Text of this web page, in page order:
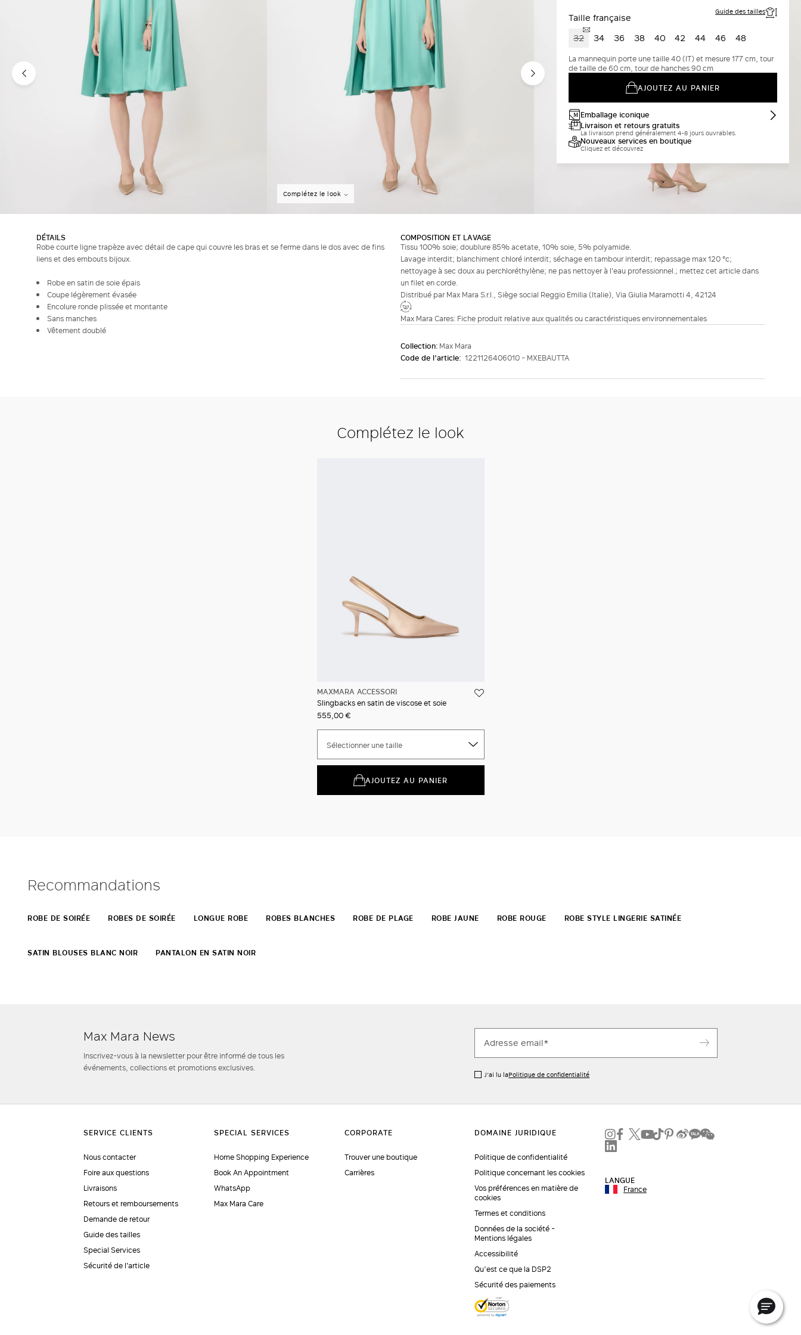
Complétez le look
Taille française Guide des tailles
32 34 36 38 40 42 44 46 48
La mannequin porte une taille 40 (IT) et mesure 177 cm, tour
de taille de 60 cm, tour de hanches 90 cm
AJOUTEZ AU PANIER
Emballage iconique
Livraison et retours gratuits
La livraison prend généralement 4-8 jours ouvrables.
Nouveaux services en boutique
Cliquez et découvrez
DÉTAILS
Robe courte ligne trapèze avec détail de cape qui couvre les bras et se ferme dans le dos avec de fins
liens et des embouts bijoux.
Robe en satin de soie épais
Coupe légèrement évasée
Encolure ronde plissée et montante
Sans manches
Vêtement doublé
COMPOSITION ET LAVAGE
Tissu 100% soie; doublure 85% acetate, 10% soie, 5% polyamide.
Lavage interdit; blanchiment chloré interdit; séchage en tambour interdit; repassage max 120 °c;
nettoyage à sec doux au perchloréthylène; ne pas nettoyer à l'eau professionnel.; mettez cet article dans
un filet en corde.
Distribué par Max Mara S.r.l., Siège social Reggio Emilia (Italie), Via Giulia Maramotti 4, 42124
Max Mara Cares: Fiche produit relative aux qualités ou caractéristiques environnementales
Collection: Max Mara
Code de l’article: 1221126406010 - MXEBAUTTA
Complétez le look
MAXMARA ACCESSORI
Slingbacks en satin de viscose et soie
555,00 €
Sélectionner une taille
AJOUTEZ AU PANIER
Recommandations
ROBE DE SOIRÉE ROBES DE SOIRÉE LONGUE ROBE ROBES BLANCHES ROBE DE PLAGE ROBE JAUNE ROBE ROUGE ROBE STYLE LINGERIE SATINÉE
SATIN BLOUSES BLANC NOIR PANTALON EN SATIN NOIR
Max Mara News
Inscrivez-vous à la newsletter pour être informé de tous les
événements, collections et promotions exclusives.
J’ai lu laPolitique de confidentialité
Nous contacter
Foire aux questions
Livraisons
Retours et remboursements
Demande de retour
Guide des tailles
Special Services
Sécurité de l'article
Home Shopping Experience
Book An Appointment
WhatsApp
Max Mara Care
Trouver une boutique
Carrières
Politique de confidentialité
Politique concernant les cookies
Vos préférences en matière de
cookies
Termes et conditions
Données de la société -
Mentions légales
Accessibilité
Qu’est ce que la DSP2
Sécurité des paiements
LANGUE
France